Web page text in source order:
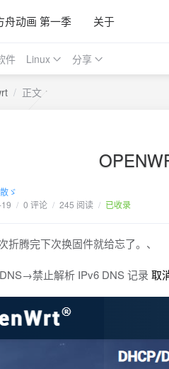
舟动画 第一季 关于
件 Linux 分享
/ 正文
ゞ
/ 0 评论 / 245 阅读 / 已收录
折腾完下次换固件就给忘了。、
禁止解析 IPv6 DNS 记录 取